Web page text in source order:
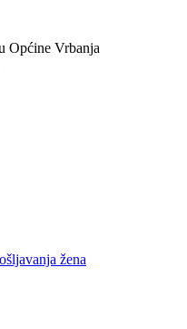
Općine Vrbanja
žena